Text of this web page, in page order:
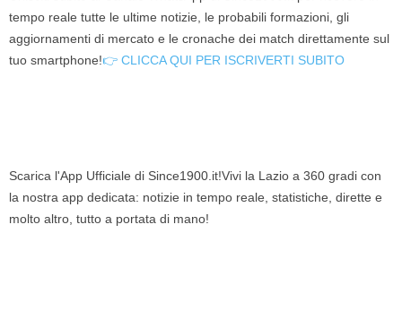
tempo reale tutte le ultime notizie, le probabili formazioni, gli
aggiornamenti di mercato e le cronache dei match direttamente sul
tuo smartphone!👉 CLICCA QUI PER ISCRIVERTI SUBITO
Scarica l'App Ufficiale di Since1900.it!Vivi la Lazio a 360 gradi con
la nostra app dedicata: notizie in tempo reale, statistiche, dirette e
molto altro, tutto a portata di mano!